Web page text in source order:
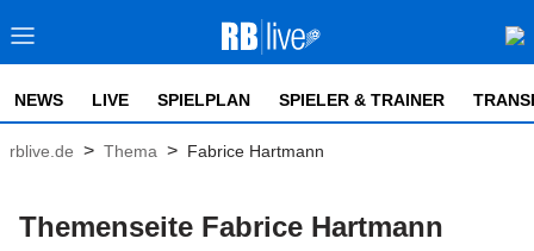
NEWS LIVE SPIELPLAN SPIELER & TRAINER
rblive.de > Thema > Fabrice Hartmann
Themenseite Fabrice Hartmann